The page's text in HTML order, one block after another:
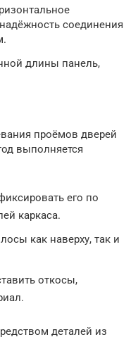
соединения
длины панель,
проёмов дверей
выполняется
его по
каркаса.
как наверху, так и
откосы,
деталей из